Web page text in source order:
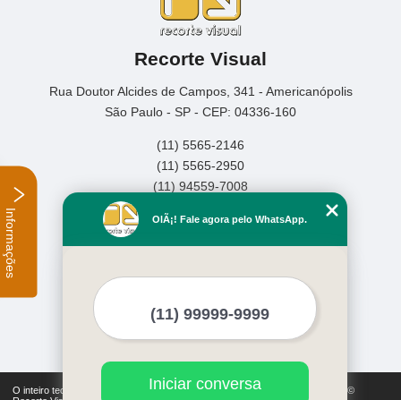
Recorte Visual
Rua Doutor Alcides de Campos, 341 - Americanópolis
São Paulo - SP - CEP: 04336-160
(11) 5565-2146
(11) 5565-2950
(11) 94559-7008
Home
Serviços
Mapa do site
Mais Serviços
O inteiro teor deste site está sujeito à proteção de direitos autorais. Copyright©
OlÃ¡! Fale agora pelo WhatsApp.
Iniciar conversa
Informações